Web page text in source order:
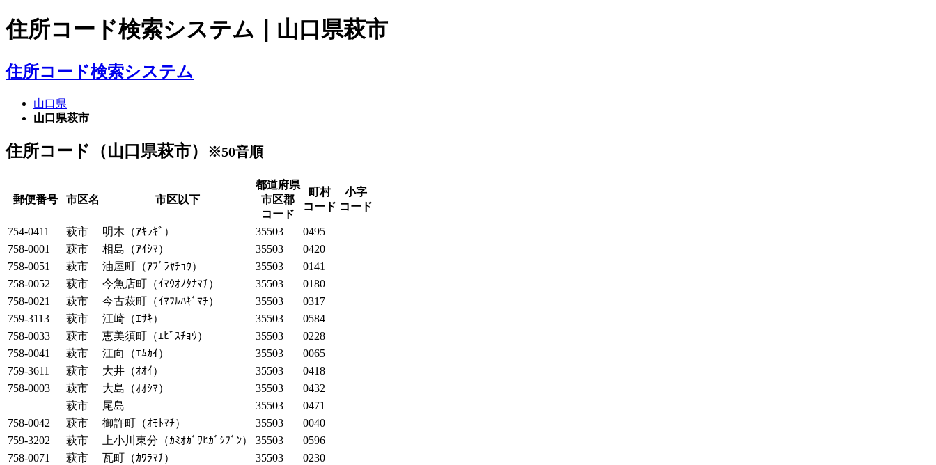
住所コード検索システム｜山口県萩市
住所コード検索システム
山口県
山口県萩市
住所コード（山口県萩市） ※50音順
郵便番号 市区名 市区以下
都道府県
市区郡
コード
町村
コード
小字
コード
754-0411 萩市 明木（ｱｷﾗｷﾞ） 35503
0495
758-0001
萩市 相島（ｱｲｼﾏ） 35503
0420
758-0051
萩市 油屋町（ｱﾌﾞﾗﾔﾁｮｳ） 35503
0141
758-0052
萩市 今魚店町（ｲﾏｳｵﾉﾀﾅﾏﾁ） 35503
0180
758-0021
萩市 今古萩町（ｲﾏﾌﾙﾊｷﾞﾏﾁ） 35503
0317
759-3113
萩市 江崎（ｴｻｷ） 35503
0584
758-0033
萩市 恵美須町（ｴﾋﾞｽﾁｮｳ） 35503
0228
758-0041
萩市 江向（ｴﾑｶｲ） 35503
0065
759-3611
萩市 大井（ｵｵｲ） 35503
0418
758-0003
萩市 大島（ｵｵｼﾏ） 35503
0432
萩市
尾島 35503
0471
758-0042
萩市 御許町（ｵﾓﾄﾏﾁ） 35503
0040
759-3202
萩市 上小川東分（ｶﾐｵｶﾞﾜﾋｶﾞｼﾌﾞﾝ） 35503
0596
758-0071
萩市 瓦町（ｶﾜﾗﾏﾁ） 35503
0230